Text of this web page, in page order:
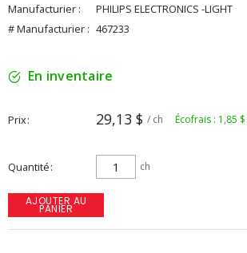
Manufacturier :
PHILIPS ELECTRONICS -LIGHT
# Manufacturier : 467233
En inventaire
Prix 29,13 $ / ch Écofrais : 1,85 $
Quantité ch
AJOUTER AU
PANIER